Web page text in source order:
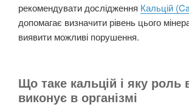
рекомендувати дослідження Кальцій
допомагає визначити рівень цього
виявити можливі порушення.
Що таке кальцій і яку роль
виконує в організмі